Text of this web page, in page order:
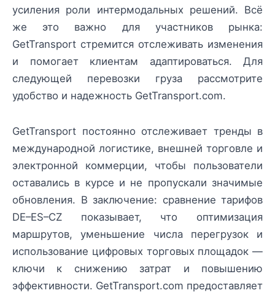
усиления роли интермодальных решений. Всё
же это важно для участников рынка:
GetTransport стремится отслеживать изменения
и помогает клиентам адаптироваться. Для
следующей перевозки груза рассмотрите
удобство и надежность GetTransport.com.
GetTransport постоянно отслеживает тренды в
международной логистике, внешней торговле и
электронной коммерции, чтобы пользователи
оставались в курсе и не пропускали значимые
обновления. В заключение: сравнение тарифов
DE–ES–CZ показывает, что оптимизация
маршрутов, уменьшение числа перегрузок и
использование цифровых торговых площадок —
ключи к снижению затрат и повышению
эффективности. GetTransport.com предоставляет